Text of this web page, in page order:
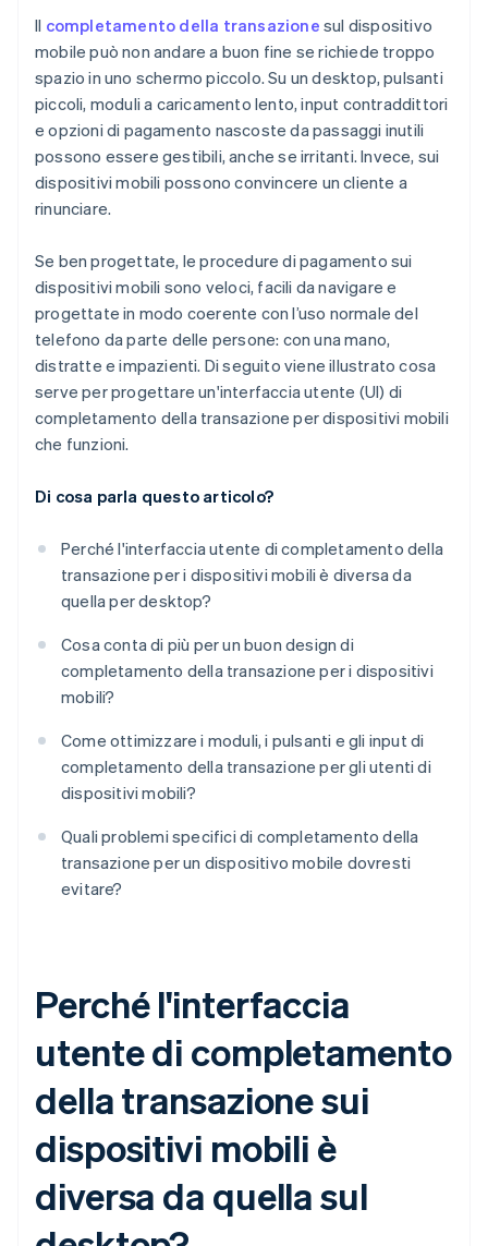
Se possibile, usa metodi di pagamento nativi per i
dispositivi mobili
Rendi facilmente accessibile l’assistenza
Punti di tocco piccoli e layout affollati
Messaggi d’errore nascosti o poco chiari
Nessun supporto per pagamenti veloci e nativi per i
dispositivi mobili
Nessuna conferma o feedback dopo l’azione
Comportamento inadeguato in ambienti specifici
Il completamento della transazione sul dispositivo
mobile può non andare a buon fine se richiede troppo
spazio in uno schermo piccolo. Su un desktop, pulsanti
piccoli, moduli a caricamento lento, input contraddittori
e opzioni di pagamento nascoste da passaggi inutili
possono essere gestibili, anche se irritanti. Invece, sui
dispositivi mobili possono convincere un cliente a
rinunciare.
Se ben progettate, le procedure di pagamento sui
dispositivi mobili sono veloci, facili da navigare e
progettate in modo coerente con l’uso normale del
telefono da parte delle persone: con una mano,
distratte e impazienti. Di seguito viene illustrato cosa
serve per progettare un'interfaccia utente (UI) di
completamento della transazione per dispositivi mobili
che funzioni.
Di cosa parla questo articolo?
Perché l'interfaccia utente di completamento della
transazione per i dispositivi mobili è diversa da
quella per desktop?
Cosa conta di più per un buon design di
completamento della transazione per i dispositivi
mobili?
Come ottimizzare i moduli, i pulsanti e gli input di
completamento della transazione per gli utenti di
dispositivi mobili?
Quali problemi specifici di completamento della
transazione per un dispositivo mobile dovresti
evitare?
Perché l'interfaccia
utente di completamento
della transazione sui
dispositivi mobili è
diversa da quella sul